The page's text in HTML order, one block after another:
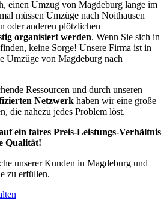
einen Umzug von Magdeburg lange im
müssen Umzüge nach Noithausen
oder anderen plötzlichen
organisiert werden. Wenn Sie sich in
keine Sorge! Unsere Firma ist in
Umzüge von Magdeburg nach
Ressourcen und durch unseren
Netzwerk haben wir eine große
die nahezu jedes Problem löst.
ein faires Preis-Leistungs-Verhältnis
Qualität!
unserer Kunden in Magdeburg und
zu erfüllen.